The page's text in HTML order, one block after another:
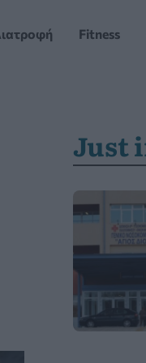
Fitness
Just